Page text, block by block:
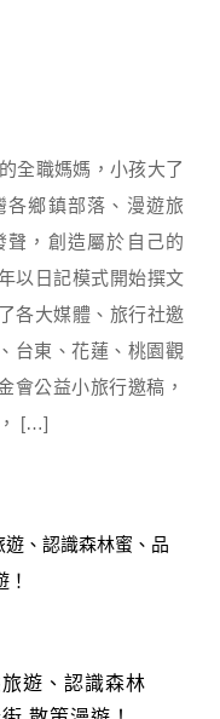
全職媽媽，小孩大了
各鄉鎮部落、漫遊旅
，創造屬於自己的
以日記模式開始撰文
各大媒體、旅行社邀
台東、花蓮、桃園觀
會公益小旅行邀稿，
[…]
遊、認識森林